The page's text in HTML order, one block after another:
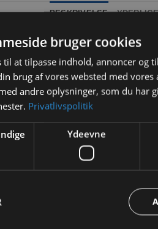
BESKRIVELSE
blødt bundstrøelse, der nemt
og meget absorberende og
kemikalier og tilsætningsstoffer.
kemikalier eller biprodukter, der
i
i USA af ren ubleget og aldrig
bruger cookies
til at tilpasse indhold, annoncer og
brug af vores websted med
andre oplysninger, som du har
Privatlivspolitik
Ydeevne